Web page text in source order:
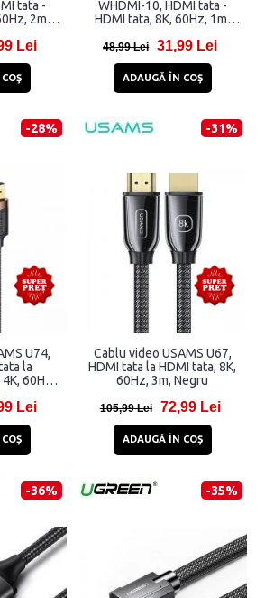
tata -
2m,
Lei
WHDMI-10, HDMI tata -
HDMI tata, 8K, 60Hz, 1m,
48,99 Lei 31,99 Lei
ADAUGĂ ÎN COŞ
-28%
U74,
la
60Hz,
Lei
-31%
Cablu video USAMS U67,
HDMI tata la HDMI tata, 8K,
60Hz, 3m, Negru
105,99 Lei 72,99 Lei
ADAUGĂ ÎN COŞ
-36% -35%